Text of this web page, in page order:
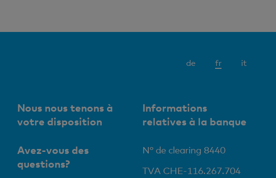
de frElément
it
Nous nous tenons à
votre disposition
Avez-vous des
questions?
Informations
relatives à la banque
N° de clearing 8440
TVA CHE-116.267.704